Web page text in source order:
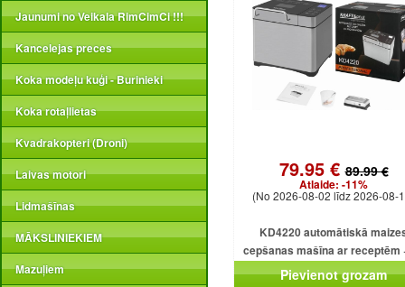
Jaunumi no Veikala RimCimCi !!!
Kancelejas preces
Koka modeļu kuģi - Burinieki
Koka rotaļlietas
Kvadrakopteri (Droni)
Laivas motori
Lidmašīnas
MĀKSLINIEKIEM
Mazuļiem
79.95 €89.99 €
Atlaide: -11%
(No 2026-08-02 līdz 2026-08-
KD4220 automātiskā
cepšanas mašīna ar receptēm
programmām + saldējumu
Pievienot grozam